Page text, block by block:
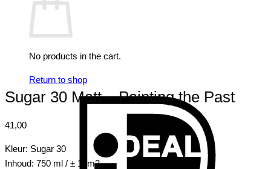
No products in the cart.
Return to shop
Sugar 30 Matt – Painting the Past
41,00
Kleur: Sugar 30
Inhoud: 750 ml / ± 10m2